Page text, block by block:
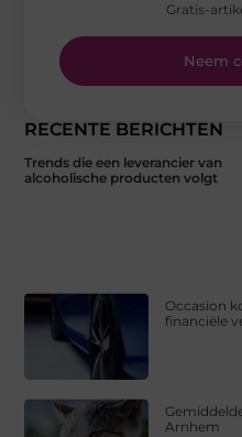
RECENTE BERICHTEN
Trends die een leverancier van
alcoholische producten volgt
Occasion
financiële
Arnhem
Gratis-
Neem